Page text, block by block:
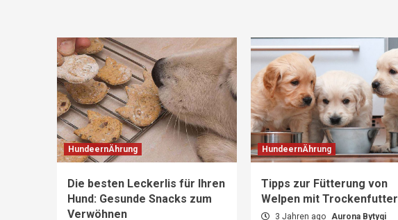
HundeernÄhrung
Die besten Leckerlis für Ihren
Hund: Gesunde Snacks zum
Verwöhnen
HundeernÄhrung
Tipps zur Fütterung von
Welpen mit Trockenfutter
3 Jahren ago Aurona Bytyqi